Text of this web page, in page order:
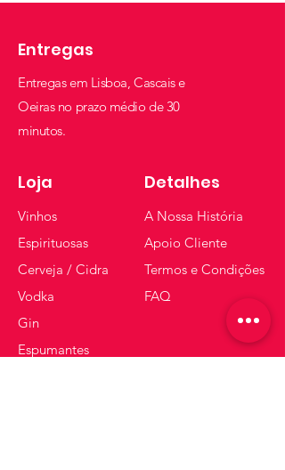
Entregas
Entregas em Lisboa, Cascais e
Oeiras no prazo médio de 30
minutos.
Loja
Vinhos
Espirituosas
Cerveja / Cidra
Vodka
Gin
Espumantes
Detalhes
A Nossa História
Apoio Cliente
Termos e Condições
FAQ